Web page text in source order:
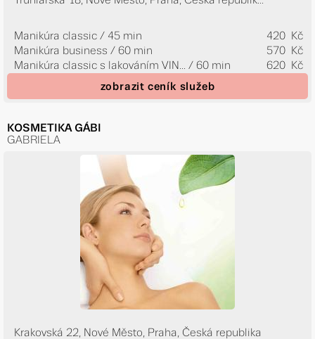
Manikúra classic / 45 min
420 Kč
Manikúra business / 60 min
570 Kč
Manikúra classic s lakováním VIN...
/ 60 min
620 Kč
zobrazit ceník služeb
KOSMETIKA GÁBI
GABRIELA
Krakovská 22, Nové Město, Praha, Česká republika